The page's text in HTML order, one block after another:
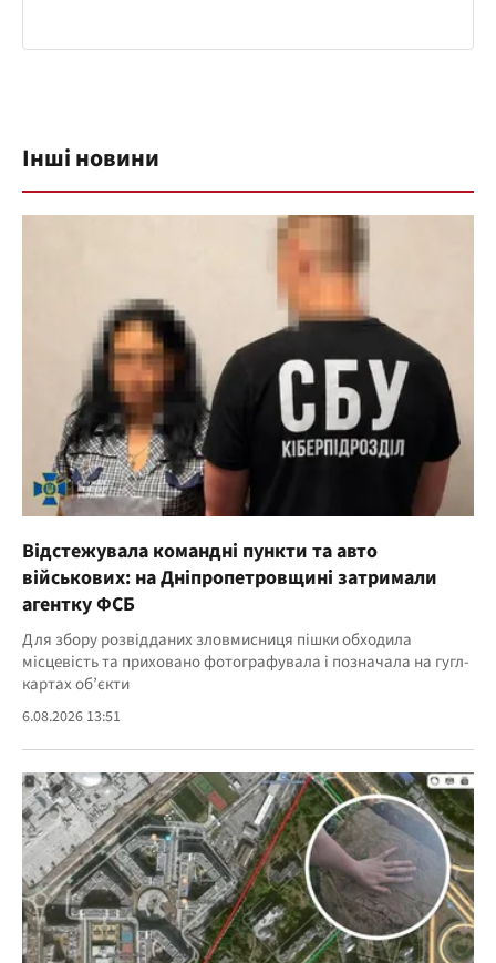
Інші новини
Відстежувала командні пункти та авто
військових: на Дніпропетровщині затримали
агентку ФСБ
Для збору розвідданих зловмисниця пішки обходила
місцевість та приховано фотографувала і позначала на гугл-
картах об’єкти
6.08.2026 13:51